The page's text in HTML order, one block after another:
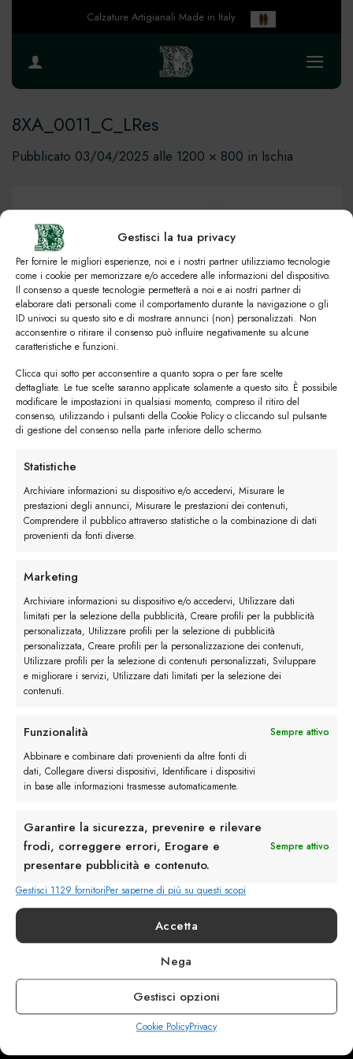
Gestisci la tua privacy
Per fornire le migliori esperienze, noi e i nostri partner utilizziamo tecnologie
come i cookie per memorizzare e/o accedere alle informazioni del dispositivo.
Il consenso a queste tecnologie permetterà a noi e ai nostri partner di
elaborare dati personali come il comportamento durante la navigazione o gli
ID univoci su questo sito e di mostrare annunci (non) personalizzati. Non
acconsentire o ritirare il consenso può influire negativamente su alcune
caratteristiche e funzioni.
Clicca qui sotto per acconsentire a quanto sopra o per fare scelte
dettagliate. Le tue scelte saranno applicate solamente a questo sito. È possibile
modificare le impostazioni in qualsiasi momento, compreso il ritiro del
consenso, utilizzando i pulsanti della Cookie Policy o cliccando sul pulsante
di gestione del consenso nella parte inferiore dello schermo.
Statistiche
Archiviare informazioni su dispositivo e/o accedervi, Misurare le
prestazioni degli annunci, Misurare le prestazioni dei contenuti,
Comprendere il pubblico attraverso statistiche o la combinazione di dati
provenienti da fonti diverse.
Marketing
Archiviare informazioni su dispositivo e/o accedervi, Utilizzare dati
limitati per la selezione della pubblicità, Creare profili per la pubblicità
personalizzata, Utilizzare profili per la selezione di pubblicità
personalizzata, Creare profili per la personalizzazione dei contenuti,
Utilizzare profili per la selezione di contenuti personalizzati, Sviluppare
e migliorare i servizi, Utilizzare dati limitati per la selezione dei
contenuti.
Funzionalità
Sempre attivo
Abbinare e combinare dati provenienti da altre fonti di
dati, Collegare diversi dispositivi, Identificare i dispositivi
in base alle informazioni trasmesse automaticamente.
Garantire la sicurezza, prevenire e rilevare
frodi, correggere errori, Erogare e
presentare pubblicità e contenuto.
Sempre attivo
Gestisci 1129 fornitoriPer saperne di più su questi scopi
Accetta
Nega
Gestisci opzioni
Cookie PolicyPrivacy
Calzature Artigianali Made in Italy
8XA_0011_C_LRes
Pubblicato 03/04/2025 alle 1200 × 800 in Ischia
I trackback sono chiusi, ma puoi
←Precedente
Successivo→
Lascia un commento
Servizio Clienti
info@calzaturebelfiore.com
+39 02 468042
MI 20145 • Milano
Termini e Condizioni
Resi e Rimborsi
Spedizioni
Privacy